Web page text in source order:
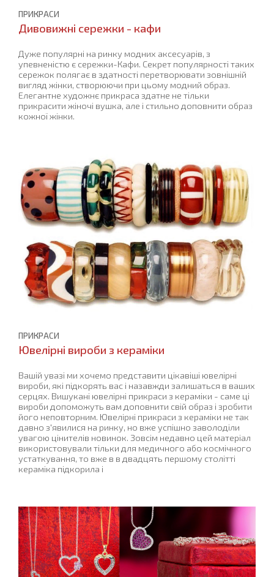
ПРИКРАСИ
Дивовижні сережки - кафи
Дуже популярні на ринку модних аксесуарів, з
упевненістю є сережки-Кафи. Секрет популярності таких
сережок полягає в здатності перетворювати зовнішній
вигляд жінки, створюючи при цьому модний образ.
Елегантне художнє прикраса здатне не тільки
прикрасити жіночі вушка, але і стильно доповнити образ
кожної жінки.
ПРИКРАСИ
Ювелірні вироби з кераміки
Вашій увазі ми хочемо представити цікавіші ювелірні
вироби, які підкорять вас і назавжди залишаться в ваших
серцях. Вишукані ювелірні прикраси з кераміки - саме ці
вироби допоможуть вам доповнити свій образ і зробити
його неповторним. Ювелірні прикраси з кераміки не так
давно з'явилися на ринку, но вже успішно заволоділи
увагою цінителів новинок. Зовсім недавно цей матеріал
використовували тільки для медичного або космічного
устаткування, то вже в в двадцять першому столітті
кераміка підкорила і